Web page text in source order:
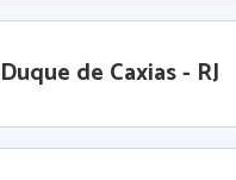
Duque de Caxias - RJ